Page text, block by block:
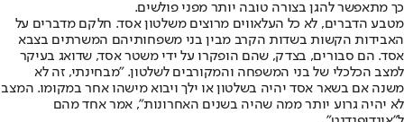
כך מתאפשר להגן בצורה טובה יותר מפני פולשים.
מטבע הדברים, לא כל העלאווים מרוצים משלטון אסד. חלקם מדברים על
האבידות הקשות בשדות הקרב מבין בני משפחותיהם המשרתים בצבא
אסד. הם סבורים, בצדק, שהם הופקרו על ידי משטר אסד, שדואג בעיקר
למצב הכלכלי של בני המשפחה והמקורבים לשלטון. "מבחינתי, זה לא
משנה אם בשאר אסד יהיה בשלטון או ילך ויבוא מישהו אחר במקומו. המצב
לא יהיה גרוע יותר ממה שהיה בשנים האחרונות", אמר אחד מהם